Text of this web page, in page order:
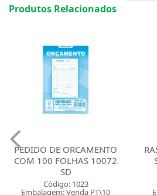
Produtos Relacionados
PEDIDO DE ORCAMENTO
COM 100 FOLHAS 10072
SD
Código: 1023
Embalagem: Venda PT\10